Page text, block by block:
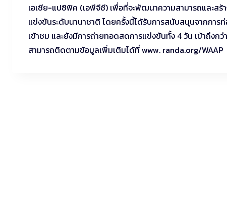
เอเชีย-แปซิฟิค (เอพีจีซี) เพื่อที่จะพัฒนาความสามารถและส
แข่งขันระดับนานาชาติ โดยครั้งนี้ได้รับการสนับสนุนจากการ
เข้าชม และยังมีการถ่ายทอดสดการแข่งขันทั้ง 4 วัน เข้าถึงกว่
สามารถติดตามข้อมูลเพิ่มเติมได้ที่ www. randa.org/WAAP